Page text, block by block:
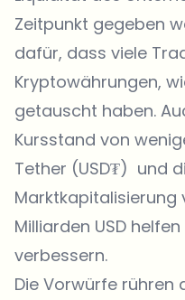
Zeitpunkt gegeben
dafür, dass viele
Kryptowährungen,
getauscht haben.
Kursstand von
Tether (USD₮) und
Marktkapitalisierung
Milliarden USD
verbessern.
Die Vorwürfe rühren